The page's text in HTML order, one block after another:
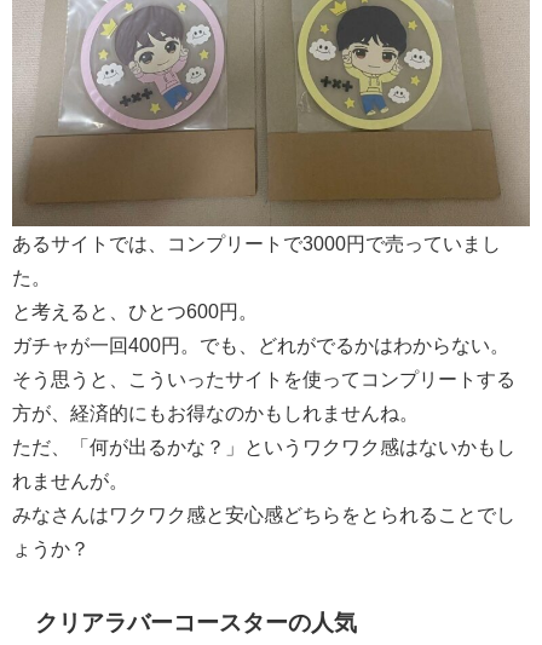
あるサイトでは、コンプリートで3000円で売っていまし
た。
と考えると、ひとつ600円。
ガチャが一回400円。でも、どれがでるかはわからない。
そう思うと、こういったサイトを使ってコンプリートする
方が、経済的にもお得なのかもしれませんね。
ただ、「何が出るかな？」というワクワク感はないかもし
れませんが。
みなさんはワクワク感と安心感どちらをとられることでし
ょうか？
クリアラバーコースターの人気